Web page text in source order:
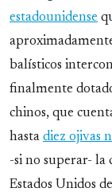
estadounidense
balísticos
finalmente
chinos, que
hasta diez ojivas
-si no superar- la
Estados Unidos